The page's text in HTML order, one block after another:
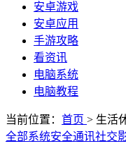
安卓游戏
安卓应用
手游攻略
看资讯
电脑系统
电脑教程
当前位置： 首页 > 生活
全部系统安全通讯社交